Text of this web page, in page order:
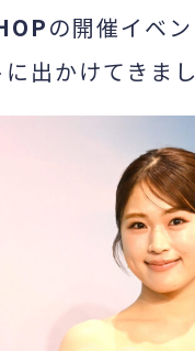
の開催イベン
出かけてきまし